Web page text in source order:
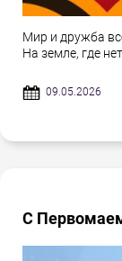
Мир и дружба
На земле, где
09.05.2026
С